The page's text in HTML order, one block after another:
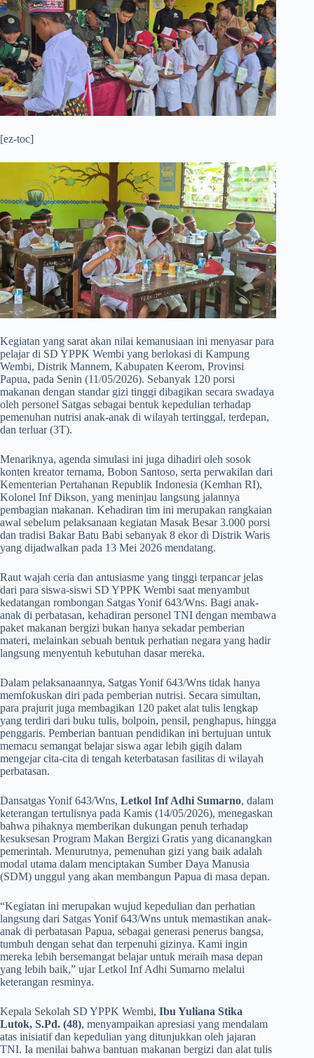
[ez-toc]
​Kegiatan yang sarat akan nilai kemanusiaan ini menyasar para
pelajar di SD YPPK Wembi yang berlokasi di Kampung
Wembi, Distrik Mannem, Kabupaten Keerom, Provinsi
Papua, pada Senin (11/05/2026). Sebanyak 120 porsi
makanan dengan standar gizi tinggi dibagikan secara swadaya
oleh personel Satgas sebagai bentuk kepedulian terhadap
pemenuhan nutrisi anak-anak di wilayah tertinggal, terdepan,
dan terluar (3T).
​Menariknya, agenda simulasi ini juga dihadiri oleh sosok
konten kreator ternama, Bobon Santoso, serta perwakilan dari
Kementerian Pertahanan Republik Indonesia (Kemhan RI),
Kolonel Inf Dikson, yang meninjau langsung jalannya
pembagian makanan. Kehadiran tim ini merupakan rangkaian
awal sebelum pelaksanaan kegiatan Masak Besar 3.000 porsi
dan tradisi Bakar Batu Babi sebanyak 8 ekor di Distrik Waris
yang dijadwalkan pada 13 Mei 2026 mendatang.
​Raut wajah ceria dan antusiasme yang tinggi terpancar jelas
dari para siswa-siswi SD YPPK Wembi saat menyambut
kedatangan rombongan Satgas Yonif 643/Wns. Bagi anak-
anak di perbatasan, kehadiran personel TNI dengan membawa
paket makanan bergizi bukan hanya sekadar pemberian
materi, melainkan sebuah bentuk perhatian negara yang hadir
langsung menyentuh kebutuhan dasar mereka.
​Dalam pelaksanaannya, Satgas Yonif 643/Wns tidak hanya
memfokuskan diri pada pemberian nutrisi. Secara simultan,
para prajurit juga membagikan 120 paket alat tulis lengkap
yang terdiri dari buku tulis, bolpoin, pensil, penghapus, hingga
penggaris. Pemberian bantuan pendidikan ini bertujuan untuk
memacu semangat belajar siswa agar lebih gigih dalam
mengejar cita-cita di tengah keterbatasan fasilitas di wilayah
perbatasan.
​Dansatgas Yonif 643/Wns, Letkol Inf Adhi Sumarno, dalam
keterangan tertulisnya pada Kamis (14/05/2026), menegaskan
bahwa pihaknya memberikan dukungan penuh terhadap
kesuksesan Program Makan Bergizi Gratis yang dicanangkan
pemerintah. Menurutnya, pemenuhan gizi yang baik adalah
modal utama dalam menciptakan Sumber Daya Manusia
(SDM) unggul yang akan membangun Papua di masa depan.
​“Kegiatan ini merupakan wujud kepedulian dan perhatian
langsung dari Satgas Yonif 643/Wns untuk memastikan anak-
anak di perbatasan Papua, sebagai generasi penerus bangsa,
tumbuh dengan sehat dan terpenuhi gizinya. Kami ingin
mereka lebih bersemangat belajar untuk meraih masa depan
yang lebih baik,” ujar Letkol Inf Adhi Sumarno melalui
keterangan resminya.
​Kepala Sekolah SD YPPK Wembi, Ibu Yuliana Stika
Lutok, S.Pd. (48), menyampaikan apresiasi yang mendalam
atas inisiatif dan kepedulian yang ditunjukkan oleh jajaran
TNI. Ia menilai bahwa bantuan makanan bergizi dan alat tulis